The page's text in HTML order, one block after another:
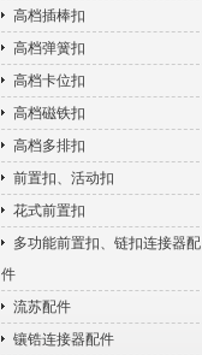
高档插棒扣
高档弹簧扣
高档卡位扣
高档磁铁扣
高档多排扣
前置扣、活动扣
花式前置扣
多功能前置扣、链扣连接器配
件
流苏配件
镶锆连接器配件